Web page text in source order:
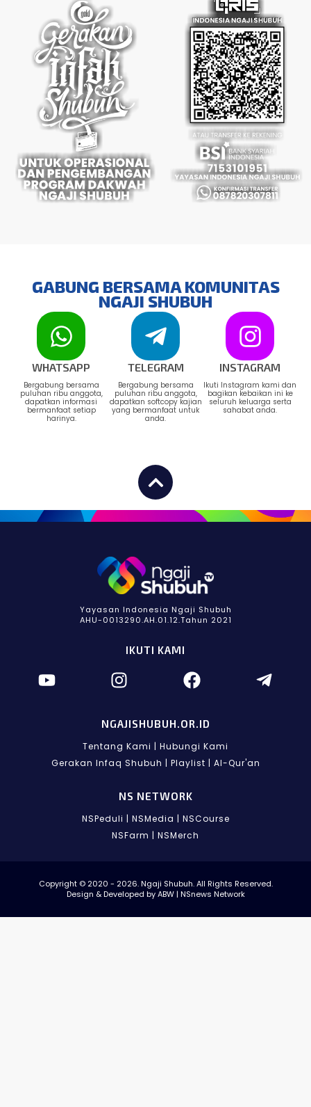
GABUNG BERSAMA KOMUNITAS
NGAJI SHUBUH
WHATSAPP
Bergabung bersama
puluhan ribu anggota,
dapatkan informasi
bermanfaat setiap
harinya.
TELEGRAM
Bergabung bersama
puluhan ribu anggota,
dapatkan softcopy kajian
yang bermanfaat untuk
anda.
INSTAGRAM
Ikuti Instagram kami dan
bagikan kebaikan ini ke
seluruh keluarga serta
sahabat anda.
Yayasan Indonesia Ngaji Shubuh
AHU-0013290.AH.01.12.Tahun 2021
IKUTI KAMI
NGAJISHUBUH.OR.ID
Tentang Kami | Hubungi Kami
Gerakan Infaq Shubuh | Playlist | Al-Qur'an
NS NETWORK
NSPeduli | NSMedia | NSCourse
NSFarm | NSMerch
Copyright © 2020 - 2026. Ngaji Shubuh. All Rights Reserved.
Design & Developed by ABW | NSnews Network